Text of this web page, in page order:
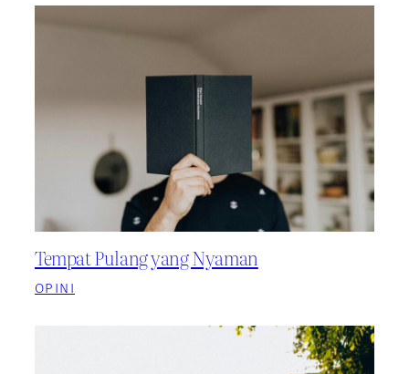
Tempat Pulang yang Nyaman
OPINI